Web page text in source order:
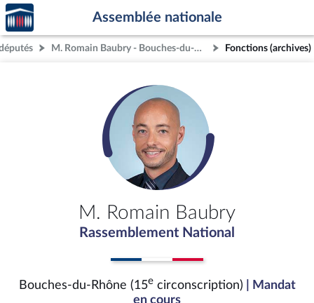
Aller au contenu
Aller en bas de la page
Accèder
à la
page
d'accueil
Assemblée nationale
M. Romain Baubry - Bouches-du-Rhône (15e circonscription) Fonctions (archives)
M. Romain Baubry
Rassemblement National
Bouches-du-Rhône (15ecirconscription)
| Mandat
en cours